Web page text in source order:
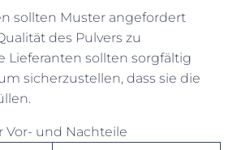
sollten Muster angefordert
des Pulvers zu
Lieferanten sollten sorgfältig
sicherzustellen, dass sie die
und Nachteile